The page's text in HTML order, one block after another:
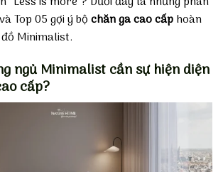
Top 05 gợi ý bộchăn ga cao cấphoàn
Minimalist.
ngủ Minimalist cần sự hiện diện
cấp?